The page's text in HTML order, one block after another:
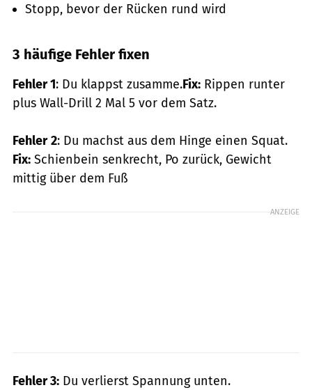
Stopp, bevor der Rücken rund wird
3 häufige Fehler fixen
Fehler 1: Du klappst zusamme.Fix: Rippen runter
plus Wall-Drill 2 Mal 5 vor dem Satz.
Fehler 2: Du machst aus dem Hinge einen Squat.
Fix: Schienbein senkrecht, Po zurück, Gewicht
mittig über dem Fuß
ANZEIGE
Fehler 3: Du verlierst Spannung unten.